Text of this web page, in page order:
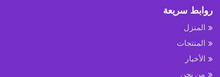
روابط سريعة
المنزل
المنتجات
الأخبار
من نحن